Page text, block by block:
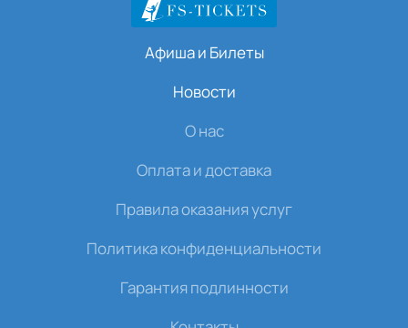
Афиша и Билеты
Новости
О нас
Оплата и доставка
Правила оказания услуг
Политика конфиденциальности
Гарантия подлинности